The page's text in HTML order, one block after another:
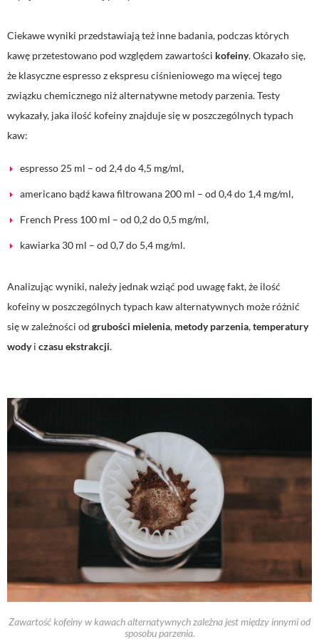
Ciekawe wyniki przedstawiają też inne badania, podczas których
kawę przetestowano pod względem zawartości kofeiny. Okazało się,
że klasyczne espresso z ekspresu ciśnieniowego ma więcej tego
związku chemicznego niż alternatywne metody parzenia. Testy
wykazały, jaka ilość kofeiny znajduje się w poszczególnych typach
kaw:
espresso 25 ml – od 2,4 do 4,5 mg/ml,
americano bądź kawa filtrowana 200 ml – od 0,4 do 1,4 mg/ml,
French Press 100 ml – od 0,2 do 0,5 mg/ml,
kawiarka 30 ml – od 0,7 do 5,4 mg/ml.
Analizując wyniki, należy jednak wziąć pod uwagę fakt, że ilość
kofeiny w poszczególnych typach kaw alternatywnych może różnić
się w zależności od grubości mielenia, metody parzenia,temperatury
wodyi czasu ekstrakcji.
Zawartość kofeiny w kawach alternatywnych zależna jest między innymi od
sposobu parzenia.